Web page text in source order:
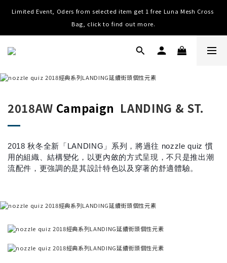
Worldwide Shipping, Free shipping on order over NTD $3000 (TW,
HK, MO, CN), $8000 (Worldwide)
Limited Event, Oders from selected item get 1 free Luna Mesh Cross
Bag, click to find out more.
Worldwide Shipping, Free shipping on order over NTD $3000 (TW,
2018AW Campaign LANDING & ST.
2018 秋冬全新「LANDING」系列，將過往 nozzle quiz 慣
用的組織、結構變化，以更內斂的方式呈現，不只是推出潮
流配件，更強調的是其設計特色以及穿著的舒適體驗。